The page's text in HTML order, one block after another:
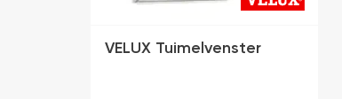
VELUX Tuimelvenster